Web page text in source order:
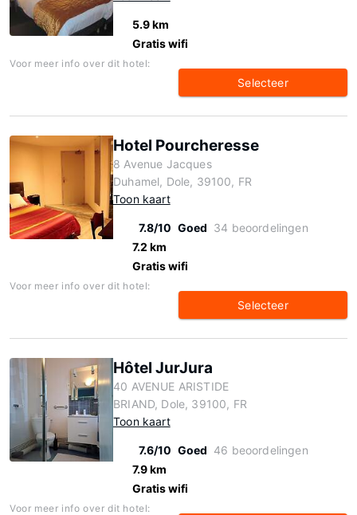
5.9 km
Gratis wifi
Voor meer info over dit hotel:
Selecteer
Hotel Pourcheresse
8 Avenue Jacques
Duhamel, Dole, 39100, FR
Toon kaart
7.8/10 Goed 34 beoordelingen
7.2 km
Gratis wifi
Voor meer info over dit hotel:
Selecteer
Hôtel JurJura
40 AVENUE ARISTIDE
BRIAND, Dole, 39100, FR
Toon kaart
7.6/10 Goed 46 beoordelingen
7.9 km
Gratis wifi
Voor meer info over dit hotel: